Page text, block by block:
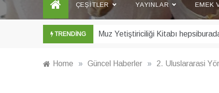
ÇEŞITLER YAYINLAR EMEK
TRENDING Şubat ayı Muz Bülteni yayınlandı
Home » Güncel Haberler » 2. Uluslararasi